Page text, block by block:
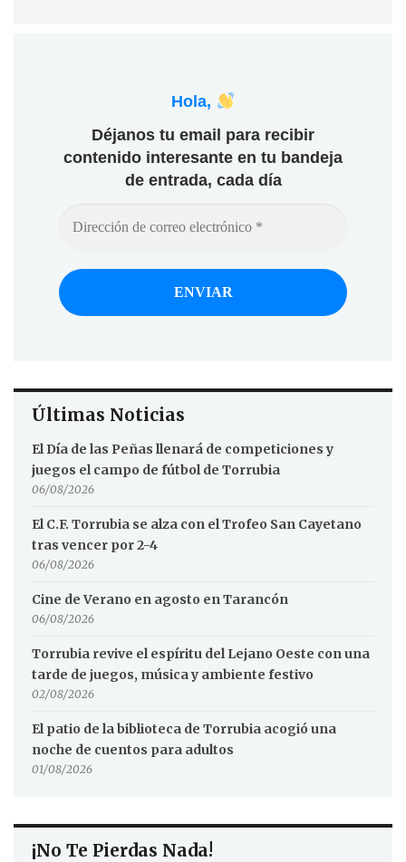
Hola,
Déjanos tu email para recibir
contenido interesante en tu bandeja
de entrada, cada día
Últimas Noticias
El Día de las Peñas llenará de competiciones y
juegos el campo de fútbol de Torrubia
06/08/2026
El C.F. Torrubia se alza con el Trofeo San Cayetano
tras vencer por 2-4
06/08/2026
Cine de Verano en agosto en Tarancón
06/08/2026
Torrubia revive el espíritu del Lejano Oeste con una
tarde de juegos, música y ambiente festivo
02/08/2026
El patio de la biblioteca de Torrubia acogió una
noche de cuentos para adultos
01/08/2026
¡No Te Pierdas Nada!